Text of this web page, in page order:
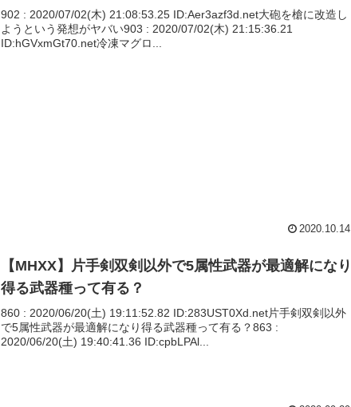
902 : 2020/07/02(木) 21:08:53.25 ID:Aer3azf3d.net大砲を槍に改造し
ようという発想がヤバい903 : 2020/07/02(木) 21:15:36.21
ID:hGVxmGt70.net冷凍マグロ...
2020.10.14
【MHXX】片手剣双剣以外で5属性武器が最適解になり
得る武器種って有る？
860 : 2020/06/20(土) 19:11:52.82 ID:283UST0Xd.net片手剣双剣以外
で5属性武器が最適解になり得る武器種って有る？863 :
2020/06/20(土) 19:40:41.36 ID:cpbLPAl...